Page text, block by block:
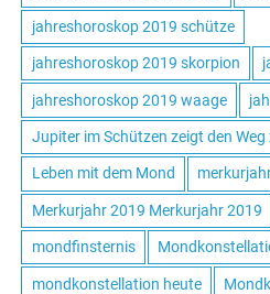
jahreshoroskop 2019 schütze
jahreshoroskop 2019 skorpion
jahreshoroskop 2019 waage
Jupiter im Schützen zeigt den Weg
Leben mit dem Mond
Merkurjahr 2019 Merkurjahr 2019
mondfinsternis
mondkonstellation heute